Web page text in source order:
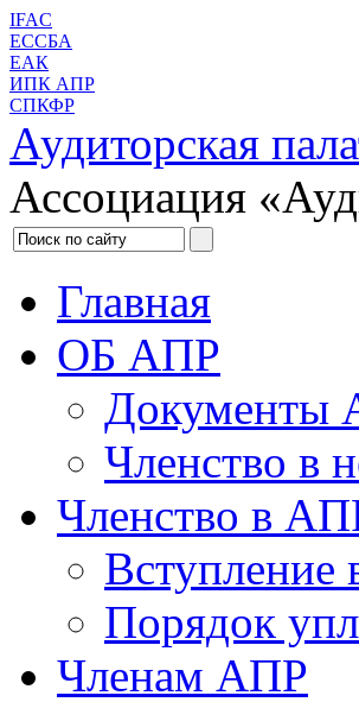
IFAC
ЕССБА
ЕАК
ИПК АПР
СПКФР
Аудиторская
Ассоциация
Главная
ОБ АПР
Документы
Членство в
Членство в
Порядок
Членам АПР